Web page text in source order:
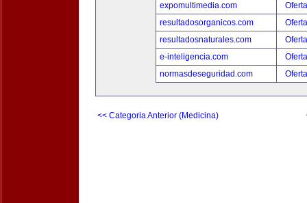
expomultimedia.com
resultadosorganicos.com
resultadosnaturales.com
e-inteligencia.com
normasdeseguridad.com
<< Categoria Anterior (Medicina)